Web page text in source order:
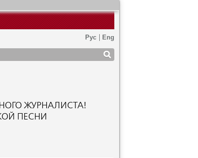
ЖУРНАЛИСТА!
ПЕСНИ